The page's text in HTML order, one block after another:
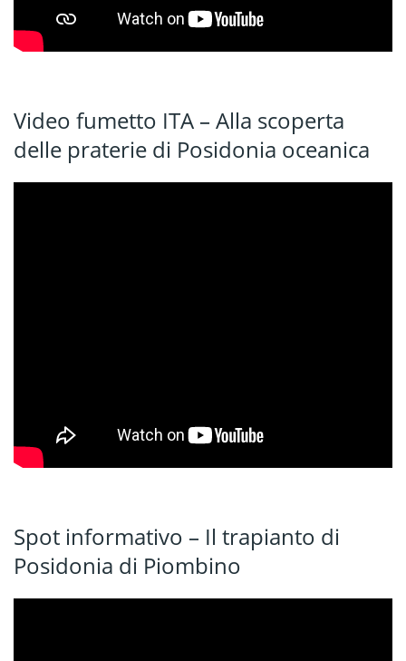
Video fumetto ITA – Alla scoperta
delle praterie di Posidonia oceanica
Spot informativo – Il trapianto di
Posidonia di Piombino